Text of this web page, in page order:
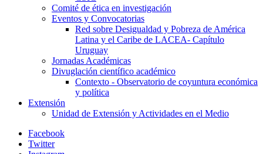
Comité de ética en investigación
Eventos y Convocatorias
Red sobre Desigualdad y Pobreza de América
Latina y el Caribe de LACEA- Capítulo
Uruguay
Jornadas Académicas
Divuglación científico académico
Contexto - Observatorio de coyuntura económica
y política
Extensión
Unidad de Extensión y Actividades en el Medio
Facebook
Twitter